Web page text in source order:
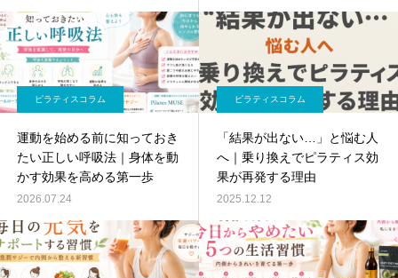
ピラティスコラム
運動を始める前に知っておき
たい正しい呼吸法｜身体を動
かす効果を高める第一歩
2026.07.24
ピラティスコラム
「結果が出ない…」と悩む人
へ｜乗り換えでピラティス効
果が再発する理由
2025.12.12